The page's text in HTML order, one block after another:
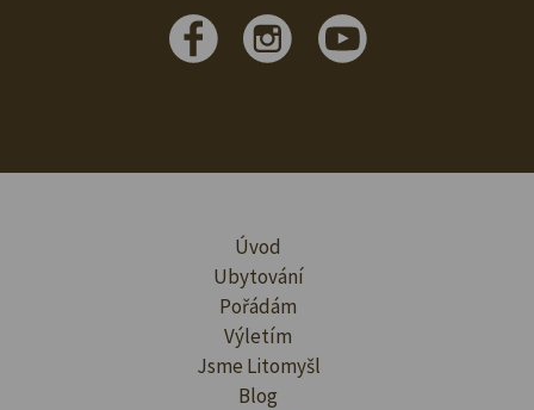
Úvod
Ubytování
Pořádám
Výletím
Jsme Litomyšl
Blog